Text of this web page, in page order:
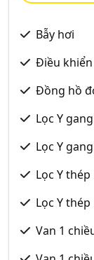
Bẫy hơi
Điều
Đồng hồ
Lọc Y
Lọc Y
Lọc Y
Lọc Y
Van 1